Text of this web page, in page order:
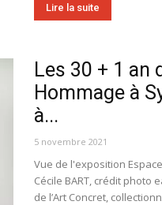
Lire la suite
Les 30 + 1 an
Hommage à
à...
5 novembre 2021
Vue de l'exposition
Cécile BART, crédit photo
de l’Art Concret,